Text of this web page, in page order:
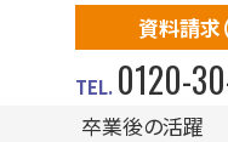
資料請求
0120-
卒業後の活躍